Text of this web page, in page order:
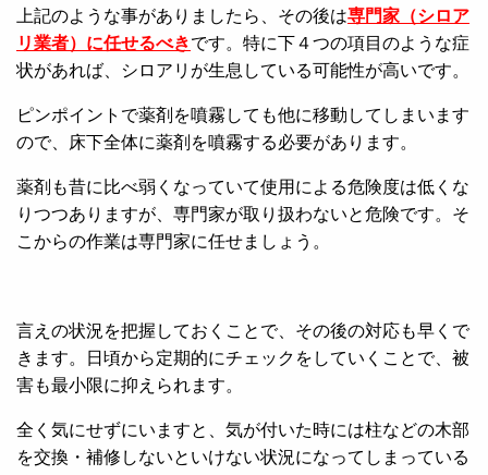
上記のような事がありましたら、その後は専門家（シロア
リ業者）に任せるべきです。特に下４つの項目のような症
状があれば、シロアリが生息している可能性が高いです。
ピンポイントで薬剤を噴霧しても他に移動してしまいます
ので、床下全体に薬剤を噴霧する必要があります。
薬剤も昔に比べ弱くなっていて使用による危険度は低くな
りつつありますが、専門家が取り扱わないと危険です。そ
こからの作業は専門家に任せましょう。
言えの状況を把握しておくことで、その後の対応も早くで
きます。日頃から定期的にチェックをしていくことで、被
害も最小限に抑えられます。
全く気にせずにいますと、気が付いた時には柱などの木部
を交換・補修しないといけない状況になってしまっている